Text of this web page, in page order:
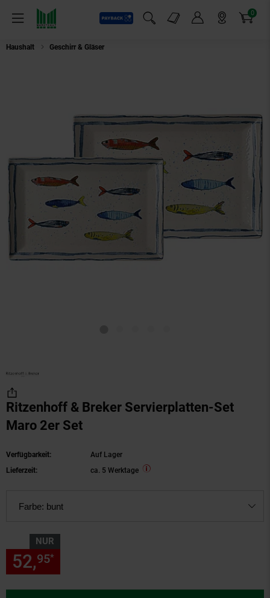
Menü
Payback
Suchfeld einblenden
Markt-Angebote 0
Artikel
Haushalt Geschirr & Gläser
Ritzenhoff & Breker Servierplatten-Set
Maro 2er Set
Verfügbarkeit:
Auf Lager
Lieferzeit:
ca. 5 Werktage
Farbe: bunt
NUR
52,95*